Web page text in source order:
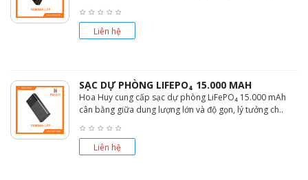
Liên hệ
SẠC DỰ PHÒNG LIFEPO₄ 15.000 MAH
Hoa Huy cung cấp sạc dự phòng LiFePO₄ 15.000 mAh
cân bằng giữa dung lượng lớn và độ gọn, lý tưởng ch..
Liên hệ